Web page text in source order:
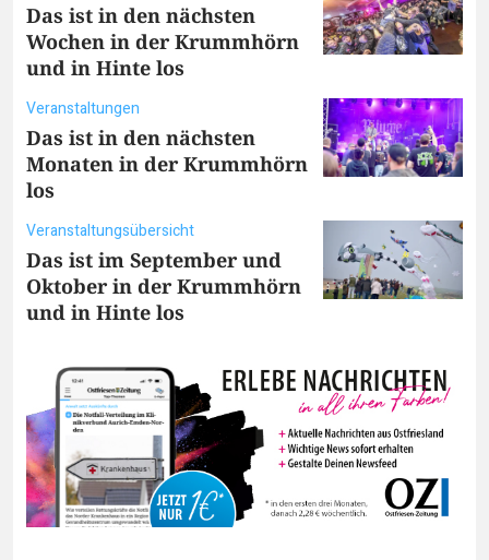
Das ist in den nächsten
Wochen in der Krummhörn
und in Hinte los
Veranstaltungen
Das ist in den nächsten
Monaten in der Krummhörn
los
Veranstaltungsübersicht
Das ist im September und
Oktober in der Krummhörn
und in Hinte los